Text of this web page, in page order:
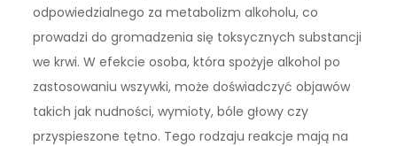
odpowiedzialnego za metabolizm alkoholu, co
prowadzi do gromadzenia się toksycznych substancji
we krwi. W efekcie osoba, która spożyje alkohol po
zastosowaniu wszywki, może doświadczyć objawów
takich jak nudności, wymioty, bóle głowy czy
przyspieszone tętno. Tego rodzaju reakcje mają na